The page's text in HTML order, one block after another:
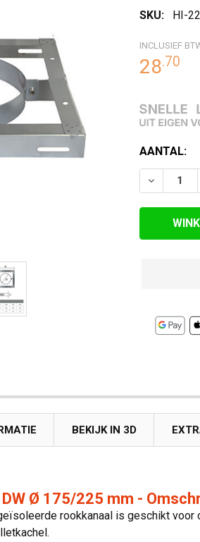
SKU: HI-
INCLUSIEF
28.70
HUIDIGE
AANTAL:
BEKIJK IN 3D
Ø 175/225 mm -
rookkanaal is geschikt voor